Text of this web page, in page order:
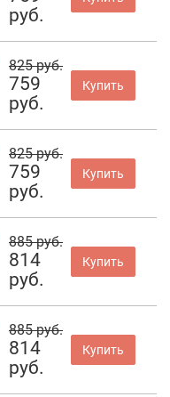
руб.
825 руб.
759
руб.
Купить
825 руб.
759
руб.
Купить
885 руб.
814
руб.
Купить
885 руб.
814
руб.
Купить